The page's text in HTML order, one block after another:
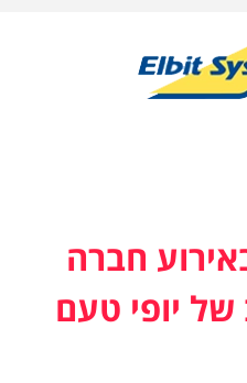
אירוע חברה
יופי טעם